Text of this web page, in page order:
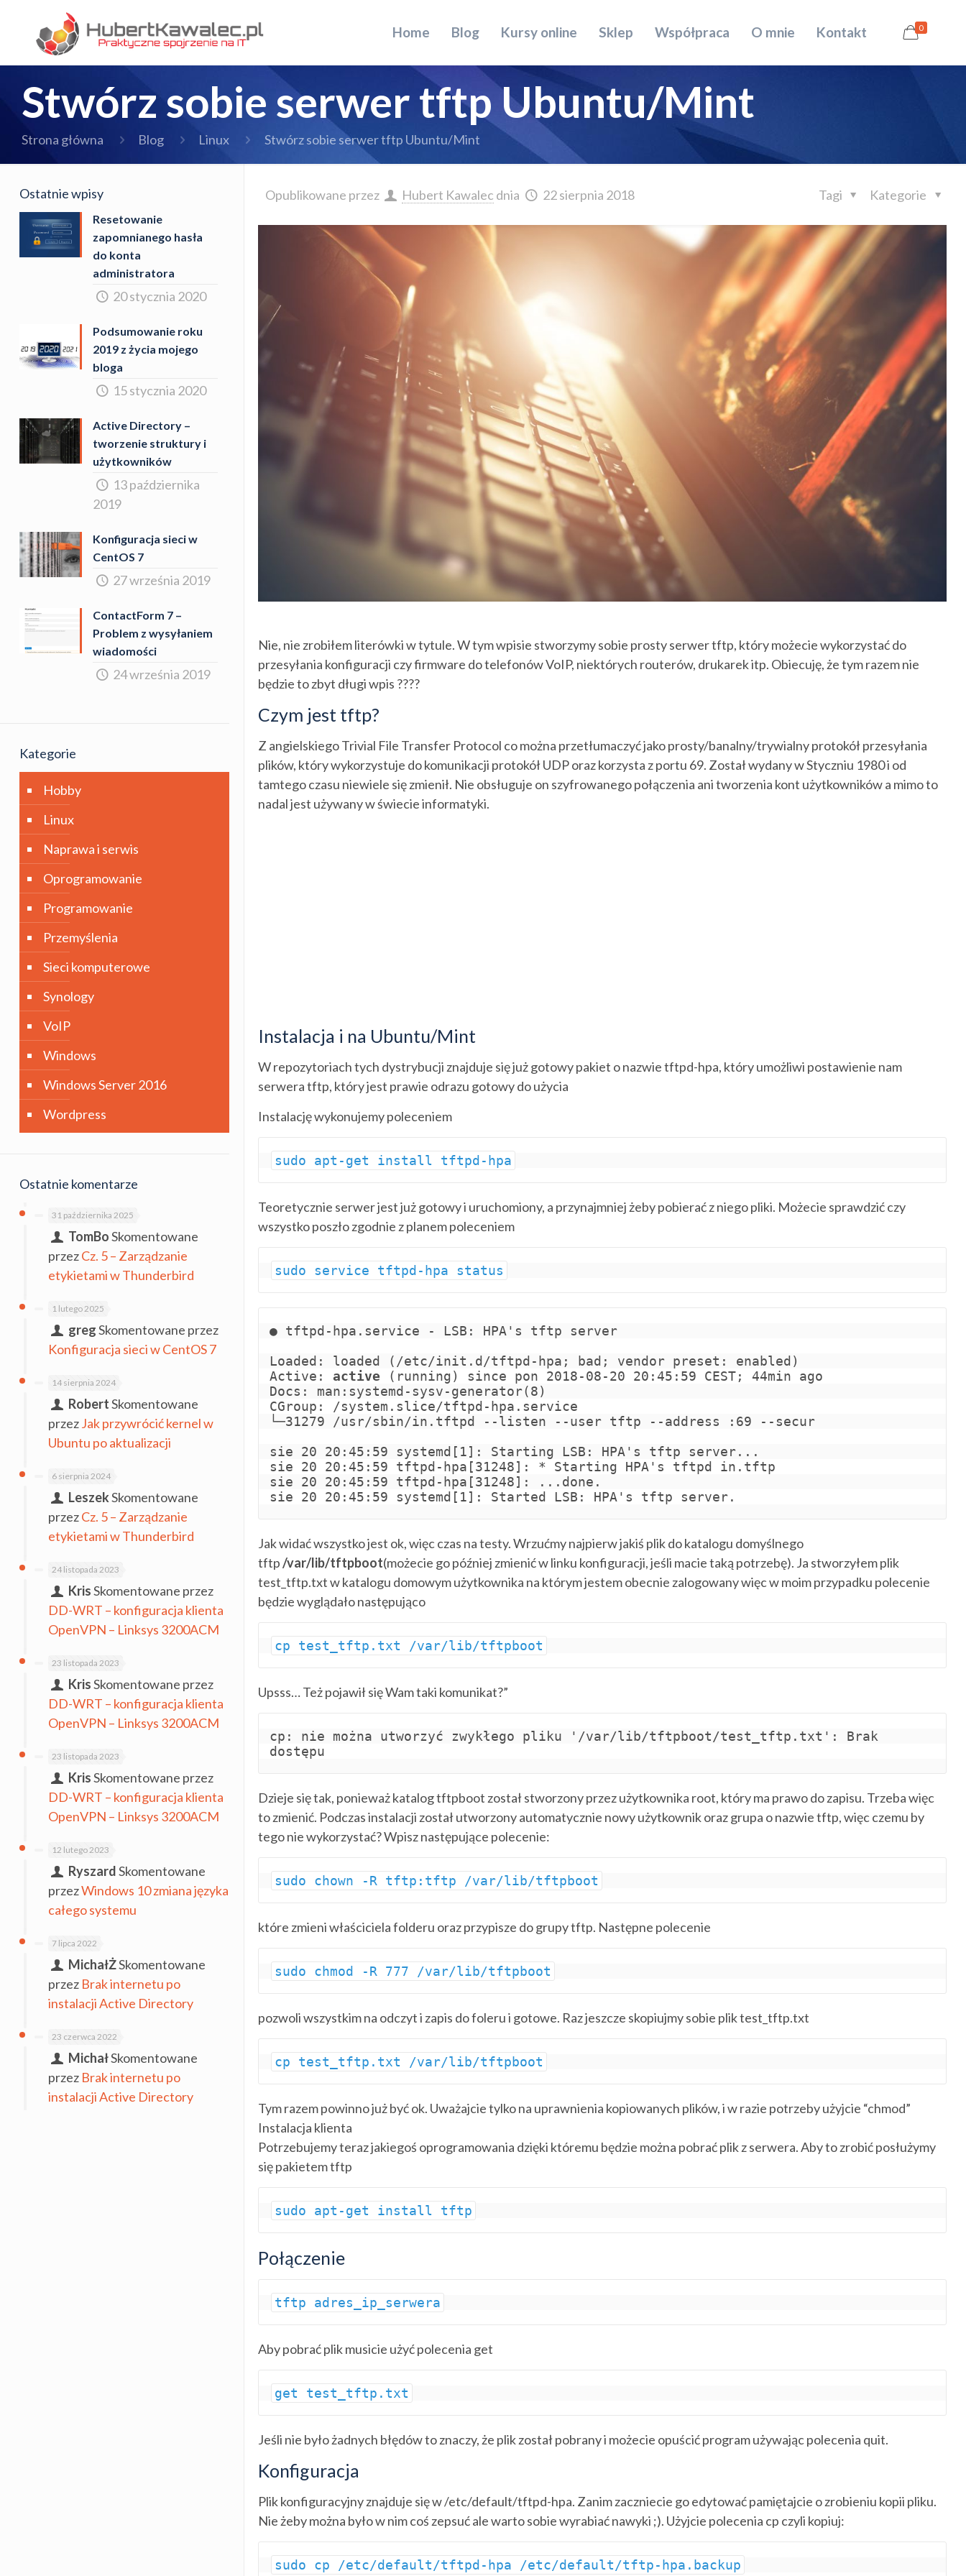
Home Blog Kursy online Sklep Współpraca O mnie Kontakt 0
Stwórz sobie serwer tftp Ubuntu/Mint
Strona główna Blog Linux Stwórz sobie serwer tftp Ubuntu/Mint
Opublikowane przez Hubert Kawalec dnia 22 sierpnia 2018 Kategorie
Tagi
Nie, nie zrobiłem literówki w tytule. W tym wpisie stworzymy sobie prosty serwer tftp, który możecie wykorzystać do
przesyłania konfiguracji czy firmware do telefonów VoIP, niektórych routerów, drukarek itp. Obiecuję, że tym razem nie
będzie to zbyt długi wpis ????
Czym jest tftp?
Z angielskiego Trivial File Transfer Protocol co można przetłumaczyć jako prosty/banalny/trywialny protokół przesyłania
plików, który wykorzystuje do komunikacji protokół UDP oraz korzysta z portu 69. Został wydany w Styczniu 1980 i od
tamtego czasu niewiele się zmienił. Nie obsługuje on szyfrowanego połączenia ani tworzenia kont użytkowników a mimo to
nadal jest używany w świecie informatyki.
Instalacja i na Ubuntu/Mint
W repozytoriach tych dystrybucji znajduje się już gotowy pakiet o nazwie tftpd-hpa, który umożliwi postawienie nam
serwera tftp, który jest prawie odrazu gotowy do użycia
Instalację wykonujemy poleceniem
sudo apt-get install tftpd-hpa
Teoretycznie serwer jest już gotowy i uruchomiony, a przynajmniej żeby pobierać z niego pliki. Możecie sprawdzić czy
wszystko poszło zgodnie z planem poleceniem
sudo service tftpd-hpa status
● tftpd-hpa.service - LSB: HPA's tftp server
Loaded: loaded (/etc/init.d/tftpd-hpa; bad; vendor preset: enabled)
Active: active (running) since pon 2018-08-20 20:45:59 CEST; 44min ago
Docs: man:systemd-sysv-generator(8)
CGroup: /system.slice/tftpd-hpa.service
└─31279 /usr/sbin/in.tftpd --listen --user tftp --address :69 --secur
sie 20 20:45:59 systemd[1]: Starting LSB: HPA's tftp server...
sie 20 20:45:59 tftpd-hpa[31248]: * Starting HPA's tftpd in.tftp
sie 20 20:45:59 tftpd-hpa[31248]: ...done.
sie 20 20:45:59 systemd[1]: Started LSB: HPA's tftp server.
Jak widać wszystko jest ok, więc czas na testy. Wrzućmy najpierw jakiś plik do katalogu domyślnego
tftp/var/lib/tftpboot(możecie go później zmienić w linku konfiguracji, jeśli macie taką potrzebę). Ja stworzyłem plik
test_tftp.txt w katalogu domowym użytkownika na którym jestem obecnie zalogowany więc w moim przypadku polecenie
będzie wyglądało następująco
cp test_tftp.txt /var/lib/tftpboot
Upsss… Też pojawił się Wam taki komunikat?”
cp: nie można utworzyć zwykłego pliku '/var/lib/tftpboot/test_tftp.txt': Brak
dostępu
Dzieje się tak, ponieważ katalog tftpboot został stworzony przez użytkownika root, który ma prawo do zapisu. Trzeba więc
to zmienić. Podczas instalacji został utworzony automatycznie nowy użytkownik oraz grupa o nazwie tftp, więc czemu by
tego nie wykorzystać? Wpisz następujące polecenie:
sudo chown -R tftp:tftp /var/lib/tftpboot
które zmieni właściciela folderu oraz przypisze do grupy tftp. Następne polecenie
sudo chmod -R 777 /var/lib/tftpboot
pozwoli wszystkim na odczyt i zapis do foleru i gotowe. Raz jeszcze skopiujmy sobie plik test_tftp.txt
cp test_tftp.txt /var/lib/tftpboot
Tym razem powinno już być ok. Uważajcie tylko na uprawnienia kopiowanych plików, i w razie potrzeby użyjcie “chmod”
Instalacja klienta
Potrzebujemy teraz jakiegoś oprogramowania dzięki któremu będzie można pobrać plik z serwera. Aby to zrobić posłużymy
się pakietem tftp
sudo apt-get install tftp
Połączenie
tftp adres_ip_serwera
Aby pobrać plik musicie użyć polecenia get
get test_tftp.txt
Jeśli nie było żadnych błędów to znaczy, że plik został pobrany i możecie opuścić program używając polecenia quit.
Konfiguracja
Plik konfiguracyjny znajduje się w /etc/default/tftpd-hpa. Zanim zaczniecie go edytować pamiętajcie o zrobieniu kopii pliku.
Nie żeby można było w nim coś zepsuć ale warto sobie wyrabiać nawyki ;). Użyjcie polecenia cp czyli kopiuj:
sudo cp /etc/default/tftpd-hpa /etc/default/tftp-hpa.backup
Ostatnie wpisy
Resetowanie
zapomnianego hasła
do konta
administratora
20 stycznia 2020
Podsumowanie roku
2019 z życia mojego
bloga
15 stycznia 2020
Active Directory –
tworzenie struktury i
użytkowników
13 października
2019
Konfiguracja sieci w
CentOS 7
27 września 2019
ContactForm 7 –
Problem z wysyłaniem
wiadomości
24 września 2019
Kategorie
Hobby
Linux
Naprawa i serwis
Oprogramowanie
Programowanie
Przemyślenia
Sieci komputerowe
Synology
VoIP
Windows
Windows Server 2016
Wordpress
Ostatnie komentarze
31 października 2025
TomBoSkomentowane
przezCz. 5 – Zarządzanie
etykietami w Thunderbird
1 lutego 2025
gregSkomentowane przez
Konfiguracja sieci w CentOS 7
14 sierpnia 2024
RobertSkomentowane
przezJak przywrócić kernel w
Ubuntu po aktualizacji
6 sierpnia 2024
LeszekSkomentowane
przezCz. 5 – Zarządzanie
etykietami w Thunderbird
24 listopada 2023
KrisSkomentowane przez
DD-WRT – konfiguracja klienta
OpenVPN – Linksys 3200ACM
23 listopada 2023
KrisSkomentowane przez
DD-WRT – konfiguracja klienta
OpenVPN – Linksys 3200ACM
23 listopada 2023
KrisSkomentowane przez
DD-WRT – konfiguracja klienta
OpenVPN – Linksys 3200ACM
12 lutego 2023
RyszardSkomentowane
przezWindows 10 zmiana języka
całego systemu
7 lipca 2022
MichałŻSkomentowane
przez Brak internetu po
instalacji Active Directory
23 czerwca 2022
MichałSkomentowane
przez Brak internetu po
instalacji Active Directory